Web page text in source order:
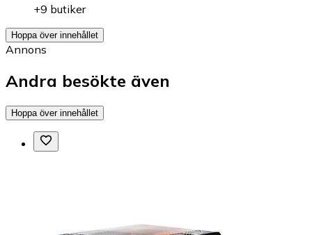
+9 butiker
Hoppa över innehållet
Annons
Andra besökte även
Hoppa över innehållet